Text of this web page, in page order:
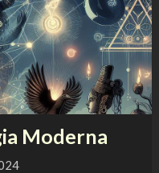
Moderna